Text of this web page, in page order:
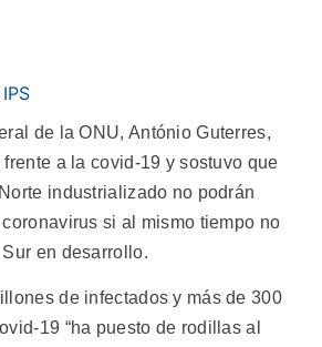
de la ONU, António Guterres,
frente a la covid-19 y sostuvo que
industrializado no podrán
si al mismo tiempo no
en desarrollo.
de infectados y más de 300
19 “ha puesto de rodillas al